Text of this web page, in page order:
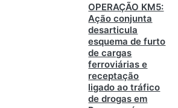
OPERAÇÃO KM5:
Ação conjunta
desarticula
esquema de furto
de cargas
ferroviárias e
receptação
ligado ao tráfico
de drogas em